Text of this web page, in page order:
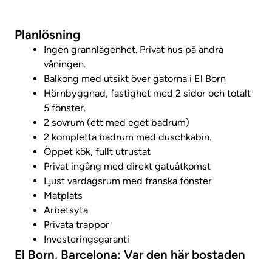
Planlösning
Ingen grannlägenhet. Privat hus på andra
våningen.
Balkong med utsikt över gatorna i El Born
Hörnbyggnad, fastighet med 2 sidor och totalt
5 fönster.
2 sovrum (ett med eget badrum)
2 kompletta badrum med duschkabin.
Öppet kök, fullt utrustat
Privat ingång med direkt gatuåtkomst
Ljust vardagsrum med franska fönster
Matplats
Arbetsyta
Privata trappor
Investeringsgaranti
El Born, Barcelona: Var den här bostaden